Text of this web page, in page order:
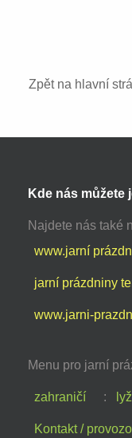
Zpět na hlavní
Kde nás můžete
Najdete nás také
www.jarní
jarní prázdniny
www.jarni-
Menu pro jarní
zahraničí :
Kontakt /